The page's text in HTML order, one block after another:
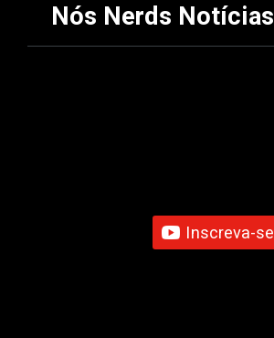
Nós Nerds Notícias
Inscreva-se